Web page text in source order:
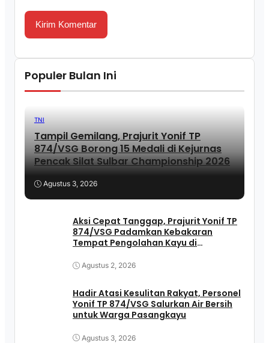
Populer Bulan Ini
TNI
Tampil Gemilang, Prajurit Yonif TP
874/VSG Borong 15 Medali di Kejurnas
Pencak Silat Sulbar Championship 2026
Agustus 3, 2026
Aksi Cepat Tanggap, Prajurit Yonif TP
874/VSG Padamkan Kebakaran
Tempat Pengolahan Kayu di
Agustus 2, 2026
Hadir Atasi Kesulitan Rakyat, Personel
Yonif TP 874/VSG Salurkan Air Bersih
untuk Warga Pasangkayu
Agustus 3, 2026